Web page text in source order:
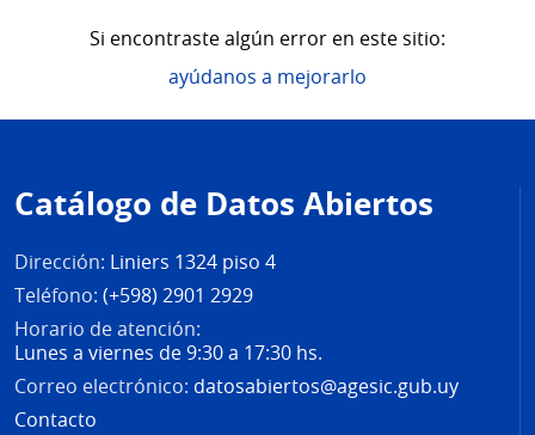
Si encontraste algún error en este sitio:
ayúdanos a mejorarlo
de
página
Catálogo de Datos Abiertos
Dirección: Liniers 1324 piso 4
Teléfono: (+598) 2901 2929
Horario de atención:
Lunes a viernes de 9:30 a 17:30 hs.
Correo electrónico: datosabiertos@agesic.gub.uy
Contacto